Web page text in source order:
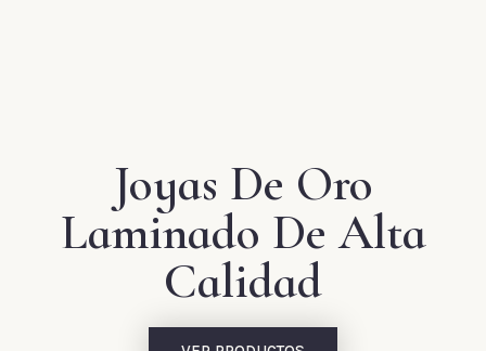
Joyas De Oro
Laminado De Alta
Calidad